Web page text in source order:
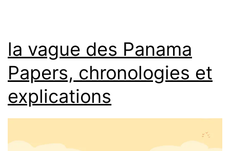
la vague des Panama
Papers, chronologies et
explications